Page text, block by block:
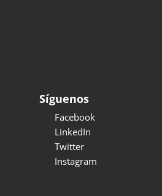
Síguenos
Facebook
LinkedIn
Twitter
Instagram